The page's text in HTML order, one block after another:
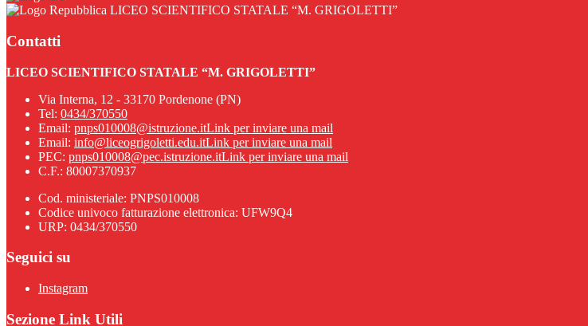
LICEO SCIENTIFICO STATALE “M. GRIGOLETTI”
Contatti
LICEO SCIENTIFICO STATALE “M. GRIGOLETTI”
Via Interna, 12 - 33170 Pordenone (PN)
Tel: 0434/370550
Email: pnps010008@istruzione.itLink per inviare una mail
Email: info@liceogrigoletti.edu.itLink per inviare una mail
PEC: pnps010008@pec.istruzione.itLink per inviare una mail
C.F.: 80007370937
Cod. ministeriale: PNPS010008
Codice univoco fatturazione elettronica: UFW9Q4
URP: 0434/370550
Seguici su
Instagram
Sezione Link Utili